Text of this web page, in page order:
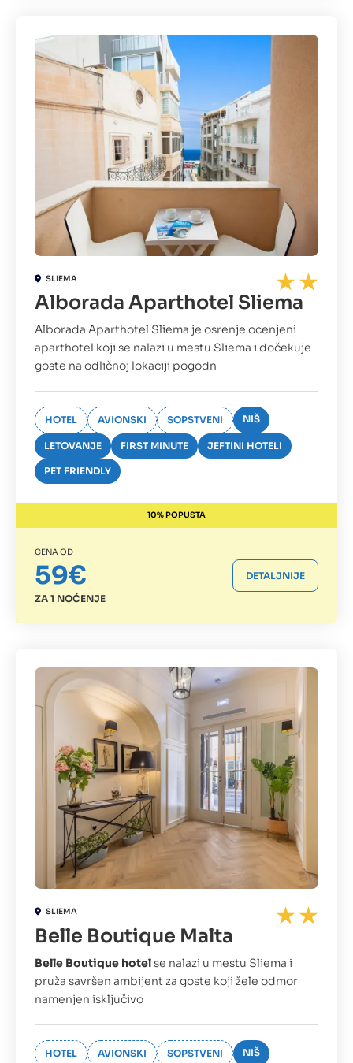
SLIEMA
Alborada Aparthotel Sliema
Alborada Aparthotel Sliema je osrenje ocenjeni
aparthotel koji se nalazi u mestu Sliema i dočekuje
goste na odličnoj lokaciji pogodn
HOTEL AVIONSKI SOPSTVENI NIŠ
LETOVANJE FIRST MINUTE JEFTINI HOTELI
PET FRIENDLY
10% POPUSTA
CENA OD
59€
ZA 1 NOĆENJE
DETALJNIJE
SLIEMA
Belle Boutique Malta
Belle Boutique hotelse nalazi u mestu Sliema i
pruža savršen ambijent za goste koji žele odmor
namenjen isključivo
HOTEL AVIONSKI SOPSTVENI NIŠ